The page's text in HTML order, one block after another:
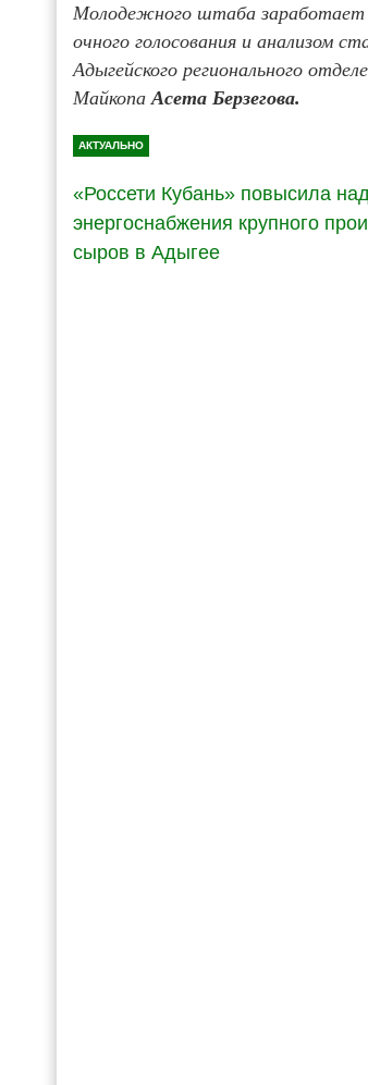
Молодежного штаба заработает
очного голосования и анализом
Адыгейского регионального
Майкопа Асета Берзегова.
АКТУАЛЬНО
«Россети Кубань» повысила
энергоснабжения крупного
сыров в Адыгее